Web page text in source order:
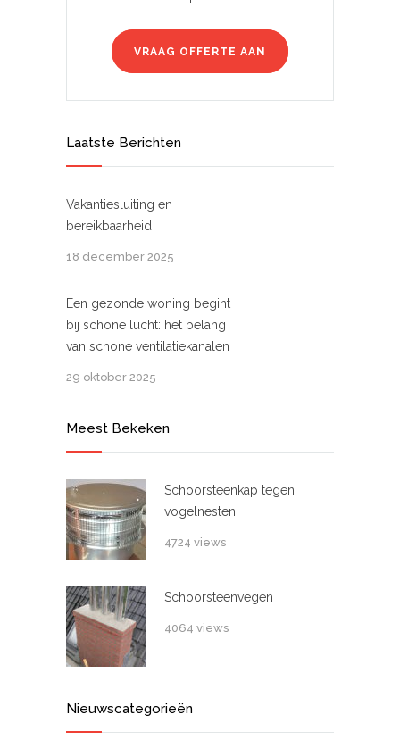
VRAAG OFFERTE AAN
Laatste Berichten
Vakantiesluiting en
bereikbaarheid
18 december 2025
Een gezonde woning begint
bij schone lucht: het belang
van schone ventilatiekanalen
29 oktober 2025
Meest Bekeken
Schoorsteenkap tegen
vogelnesten
4724 views
Schoorsteenvegen
4064 views
Nieuwscategorieën